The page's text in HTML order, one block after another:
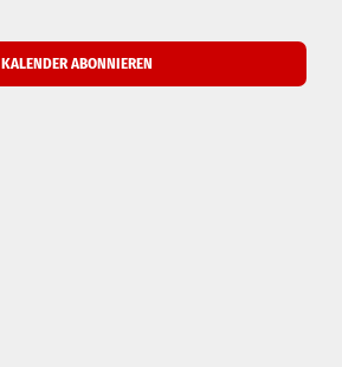
KALENDER ABONNIEREN